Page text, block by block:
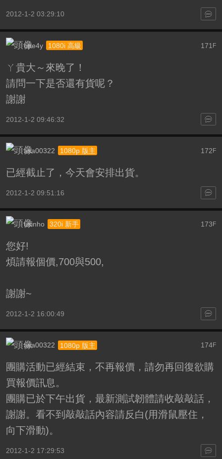
2012-1-2 03:29:10
171 F
ope4y 1080i 高級
ㄚ貴大～來晚了！
請問一下是否還有貨呢？
謝謝
2012-1-2 09:46:32
172 F
asa00322 1080p 版主
已經截止了，今天會安排出貨。
2012-1-2 09:51:16
173 F
usinho 320i 新手
您好!
煩請報個價,700與500,
謝謝~
2012-1-2 16:00:49
174F
asa00322 1080p 版主
團購活動已經結束，不再報價，請勿再回復欲購
買報價訊息。
團購已於下午出貨，最新測試韌體請收敲敲話，
謝謝。看不到敲敲話內容請反白(用滑鼠壓住，
向下滑動)。
2012-1-2 17:29:53